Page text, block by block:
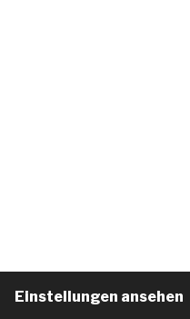
Einstellungen ansehen